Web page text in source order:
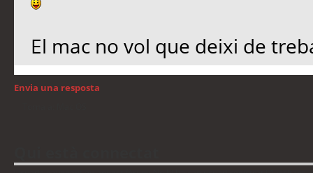
El mac no vol que deixi de
Envia una resposta